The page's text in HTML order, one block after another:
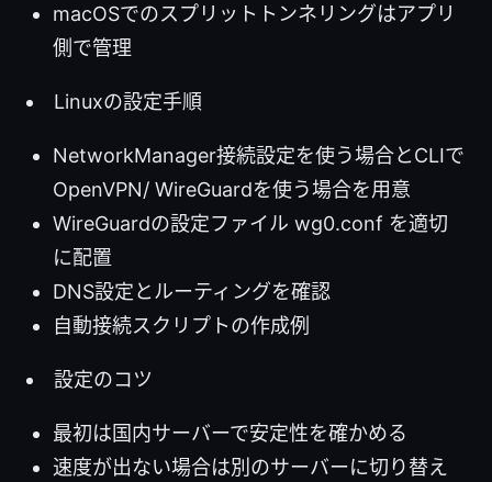
macOSでのスプリットトンネリングはアプリ
側で管理
Linuxの設定手順
NetworkManager接続設定を使う場合とCLIで
OpenVPN/ WireGuardを使う場合を用意
WireGuardの設定ファイル wg0.conf を適切
に配置
DNS設定とルーティングを確認
自動接続スクリプトの作成例
設定のコツ
最初は国内サーバーで安定性を確かめる
速度が出ない場合は別のサーバーに切り替え